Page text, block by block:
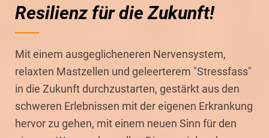
Resilienz für die Zukunft!
Mit einem ausgeglicheneren Nervensystem,
relaxten Mastzellen und geleerterem "Stressfass"
in die Zukunft durchzustarten, gestärkt aus den
schweren Erlebnissen mit der eigenen Erkrankung
hervor zu gehen, mit einem neuen Sinn für den